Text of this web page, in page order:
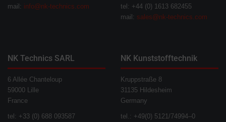
mail: info@nk-technics.com
tel: +44 (0) 1613 682455
mail: sales@nk-technics.com
NK Technics SARL
6 Allée Chanteloup
59000 Lille
France
tel: +33 (0) 688 093587
NK Kunststofftechnik
Kruppstraße 8
31135 Hildesheim
Germany
tel.: +49(0) 5121/74994–0